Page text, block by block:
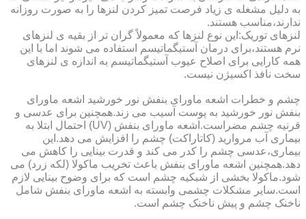
به دلیل مشغله ی زیاد فرصت تمیز کردن لنزها را به صورت روزانه
ندارند،مناسب هستند.
لنزهای توریک:این نوع لنزها که معمولاً گران تر از بقیه ی لنزهای
نرم هستند،برای درمان آستیگماتیسم استفاده می شوند اما با این
همه کارایی برای اصلاح عیوب آستیگماتیسم به اندازه ی لنزهای
سخت نافذ اکسیژن نیست.
چشم و خطرات اشعه ماورای بنفش نور خورشید اشعه ماورای
بنفش نور خورشید به پوست آسیب می زند.همچنین برای عدسی و
قرنیه چشم مضراست.اشعه ماورای بنفش (UV) احتمال ابتلا به
بیماری آب مروارید (کاتاراکت) چشم را افزایش می دهد.این
بیماری،عدسی چشم را کدر می کند و قدرت بینایی را کاهش می
دهد.همچنین اشعه ماورای بنفش باعث تخریب ماکولا (لکه زرد) می
شود.ماکولا بخشی از شبکیه چشم است که برای وضوح بینایی لازم
است.سایر مشکلات چشمی وابسته به اشعه ماورای بنفش شامل
ناخنک چشم و پیش ناخنک چشم است.